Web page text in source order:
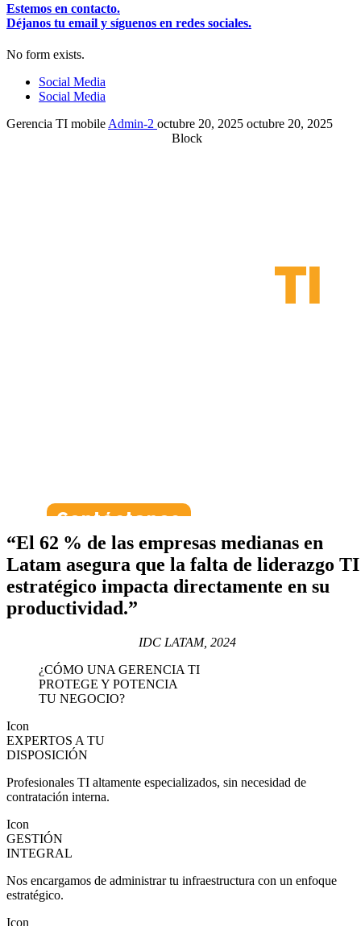
Estemos en contacto.
Déjanos tu email y síguenos en redes sociales.
No form exists.
Social Media
Social Media
Gerencia TI mobile Admin-2 octubre 20, 2025 octubre 20, 2025
Block
TI
Contáctanos
“El 62 % de las empresas medianas en
Latam asegura que la falta de liderazgo TI
estratégico impacta directamente en su
productividad.”
IDC LATAM, 2024
¿CÓMO UNA GERENCIA TI
PROTEGE Y POTENCIA
TU NEGOCIO?
Icon
EXPERTOS A TU
DISPOSICIÓN
Profesionales TI altamente especializados, sin necesidad de
contratación interna.
Icon
GESTIÓN
INTEGRAL
Nos encargamos de administrar tu infraestructura con un enfoque
estratégico.
Icon